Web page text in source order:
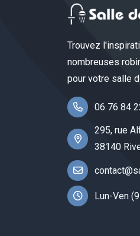
Trouvez
nombreuses
pour votre salle
06 76 84
295, rue
38140
Lun-Ven